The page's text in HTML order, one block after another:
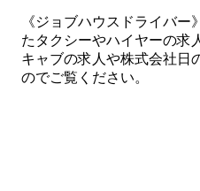
《ジョブハウスドライバ
たタクシーやハイヤーの求
キャブの求人や株式会社日
のでご覧ください。